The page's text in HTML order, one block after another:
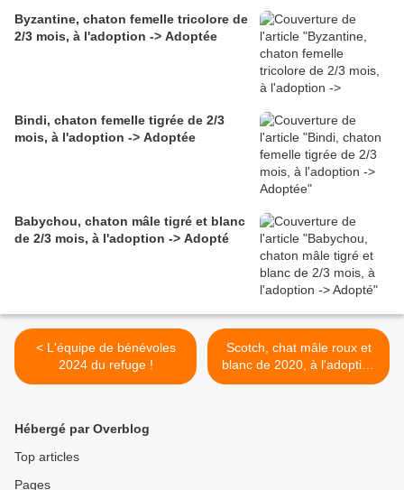
Byzantine, chaton femelle tricolore de
2/3 mois, à l'adoption -> Adoptée
Bindi, chaton femelle tigrée de 2/3
mois, à l'adoption -> Adoptée
Babychou, chaton mâle tigré et blanc
de 2/3 mois, à l'adoption -> Adopté
< L'équipe de bénévoles
2024 du refuge !
Scotch, chat mâle roux et
blanc de 2020, à l'adoption
-> adopté >
Hébergé par Overblog
Top articles
Pages